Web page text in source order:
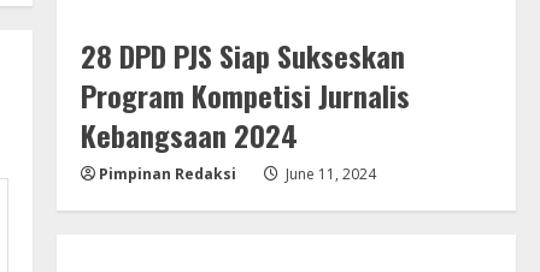
28 DPD PJS Siap Sukseskan
Program Kompetisi Jurnalis
Kebangsaan 2024
Pimpinan Redaksi June 11, 2024